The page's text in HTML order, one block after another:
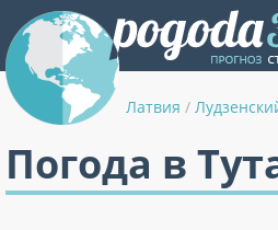
Латвия /
Погода в